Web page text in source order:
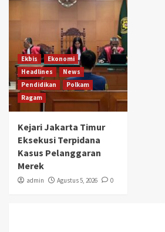
Ekbis
Ekonomi
Headlines
News
Pendidikan
Polkam
Ragam
Kejari Jakarta Timur
Eksekusi Terpidana
Kasus Pelanggaran
Merek
admin Agustus 5, 2026 0